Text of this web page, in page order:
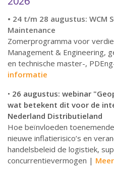
• 24 t/m 28 augustus: WCM
Maintenance
Zomerprogramma voor
Management & Engineering,
en technische master-,
informatie
• 26 augustus: webinar
wat betekent dit voor de
Nederland Distributieland
Hoe beïnvloeden
nieuwe inflatierisico’s en
handelsbeleid de logistiek,
concurrentievermogen |